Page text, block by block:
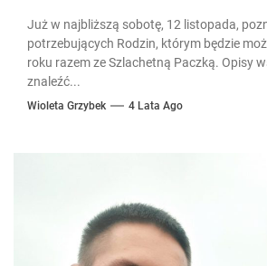
Już w najbliższą sobotę, 12 listopada,
potrzebujących Rodzin, którym będzie
roku razem ze Szlachetną Paczką. Opisy
znaleźć...
Wioleta Grzybek 4 Lata Ago